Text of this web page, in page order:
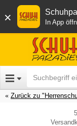
× In App
Zurück zu